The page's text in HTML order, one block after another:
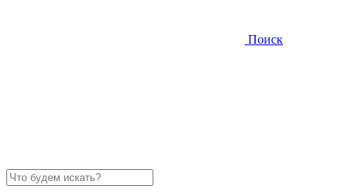
Поиск